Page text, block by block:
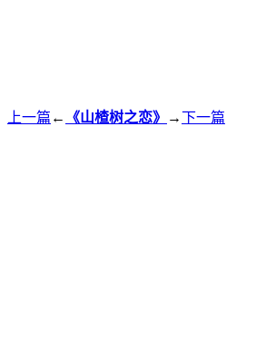
上一篇 ← 《山楂树之恋》 →下一篇